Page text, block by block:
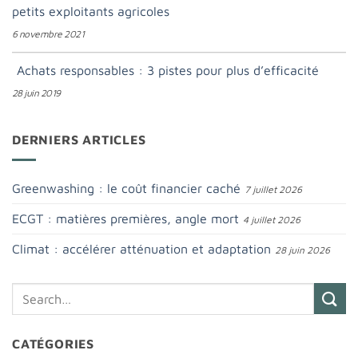
petits exploitants agricoles
6 novembre 2021
Achats responsables : 3 pistes pour plus d’efficacité
28 juin 2019
DERNIERS ARTICLES
Greenwashing : le coût financier caché 7 juillet 2026
ECGT : matières premières, angle mort 4 juillet 2026
Climat : accélérer atténuation et adaptation 28 juin 2026
CATÉGORIES